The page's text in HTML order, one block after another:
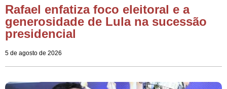
Rafael enfatiza foco eleitoral e a
generosidade de Lula na sucessão
presidencial
5 de agosto de 2026